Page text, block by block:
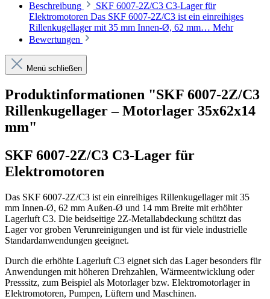
Beschreibung
SKF 6007-2Z/C3 C3-Lager für
Elektromotoren Das SKF 6007-2Z/C3 ist ein einreihiges
Rillenkugellager mit 35 mm Innen-Ø, 62 mm… Mehr
Bewertungen
Menü schließen
Produktinformationen "SKF 6007-2Z/C3
Rillenkugellager – Motorlager 35x62x14
mm"
SKF 6007-2Z/C3 C3-Lager für
Elektromotoren
Das SKF 6007-2Z/C3 ist ein einreihiges Rillenkugellager mit 35
mm Innen-Ø, 62 mm Außen-Ø und 14 mm Breite mit erhöhter
Lagerluft C3. Die beidseitige 2Z-Metallabdeckung schützt das
Lager vor groben Verunreinigungen und ist für viele industrielle
Standardanwendungen geeignet.
Durch die erhöhte Lagerluft C3 eignet sich das Lager besonders für
Anwendungen mit höheren Drehzahlen, Wärmeentwicklung oder
Presssitz, zum Beispiel als Motorlager bzw. Elektromotorlager in
Elektromotoren, Pumpen, Lüftern und Maschinen.